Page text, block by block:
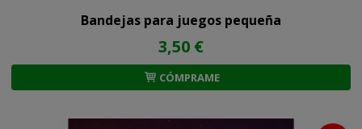
Bandejas para juegos pequeña
3,50 €
CÓMPRAME